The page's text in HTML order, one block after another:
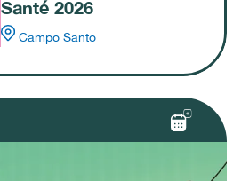
Santé 2026
Campo Santo